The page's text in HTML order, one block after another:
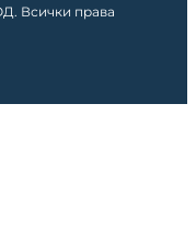
Всички права